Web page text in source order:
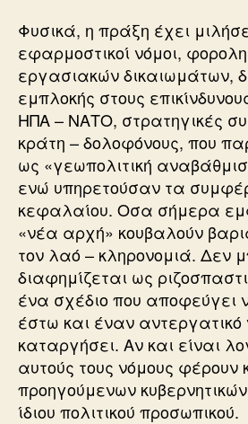
Φυσικά, η πράξη έχει
εφαρμοστικοί νόμοι,
εργασιακών δικαιωμάτων,
εμπλοκής στους
ΗΠΑ – ΝΑΤΟ, στρατηγικές
κράτη – δολοφόνους, που
ως «γεωπολιτική
ενώ υπηρετούσαν τα
κεφαλαίου. Οσα σήμερα
«νέα αρχή» κουβαλούν
τον λαό – κληρονομιά. Δεν
διαφημίζεται ως
ένα σχέδιο που αποφεύγει
έστω και έναν
καταργήσει. Αν και είναι
αυτούς τους νόμους
προηγούμενων
ίδιου πολιτικού προσωπικού.